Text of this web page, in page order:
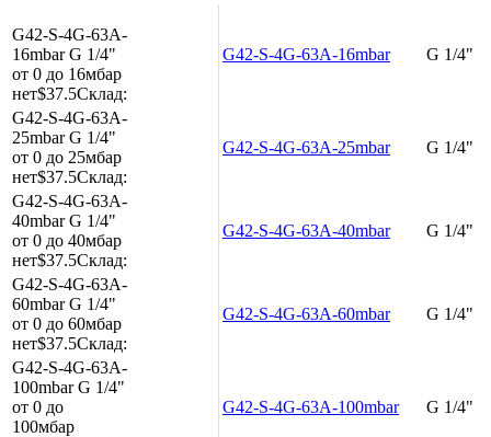
G42-S-4G-63A-
16mbarG 1/4"
от 0 до 16мбар
нет$37.5Склад:
G42-S-4G-63A-16mbar G 1/4"
G42-S-4G-63A-
25mbarG 1/4"
от 0 до 25мбар
нет$37.5Склад:
G42-S-4G-63A-25mbar G 1/4"
G42-S-4G-63A-
40mbarG 1/4"
от 0 до 40мбар
нет$37.5Склад:
G42-S-4G-63A-40mbar G 1/4"
G42-S-4G-63A-
60mbarG 1/4"
от 0 до 60мбар
нет$37.5Склад:
G42-S-4G-63A-60mbar G 1/4"
G42-S-4G-63A-
100mbarG 1/4"
от 0 до
100мбар
G42-S-4G-63A-100mbar G 1/4"